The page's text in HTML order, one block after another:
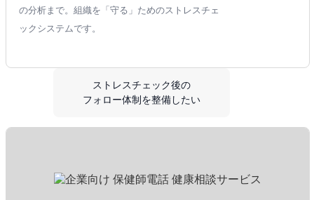
の分析まで。組織を「守る」ためのストレスチェ
ックシステムです。
ストレスチェック後の
フォロー体制を整備したい